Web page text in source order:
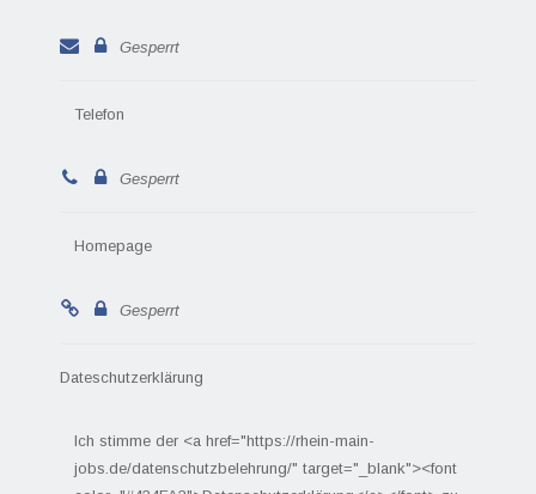
Gesperrt
Telefon
Gesperrt
Homepage
Gesperrt
Dateschutzerklärung
Ich stimme der <a href="https://rhein-main-
jobs.de/datenschutzbelehrung/" target="_blank"><font